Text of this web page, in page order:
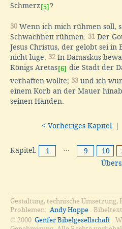
Schmerz[5]?
30 Wenn ich mich rühmen soll,
Schwachheit rühmen. 31 Der
Jesus Christus, der gelobt sei
nicht lüge. 32 In Damaskus
Königs Aretas[6] die Stadt der
verhaften wollte; 33 und ich
einem Korb an der Mauer
seinen Händen.
< Vorheriges Kapitel |
Kapitel: 1 ··· 9 10
Gestaltung, technische
Problemen: Andy Hoppe
.
© 2000 Genfer Bibelgesellschaft
.